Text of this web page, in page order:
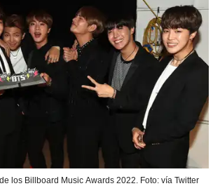
los Billboard Music Awards 2022. Foto: vía Twitter